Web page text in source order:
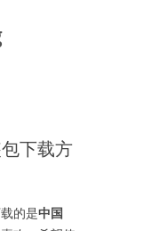
下载方
的是中国